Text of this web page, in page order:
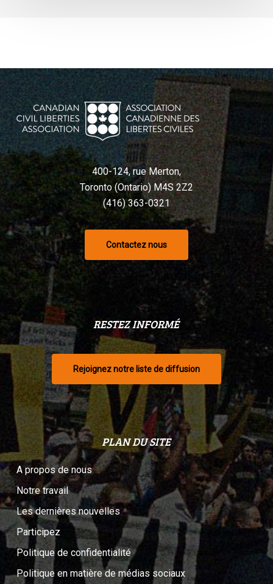
400-124, rue Merton,
Toronto (Ontario) M4S 2Z2
(416) 363-0321
Contactez nous
RESTEZ INFORMÉ
Rejoignez notre liste de diffusion
PLAN DU SITE
A propos de nous
Notre travail
Les dernières nouvelles
Participez
Politique de confidentialité
Politique en matière de médias sociaux